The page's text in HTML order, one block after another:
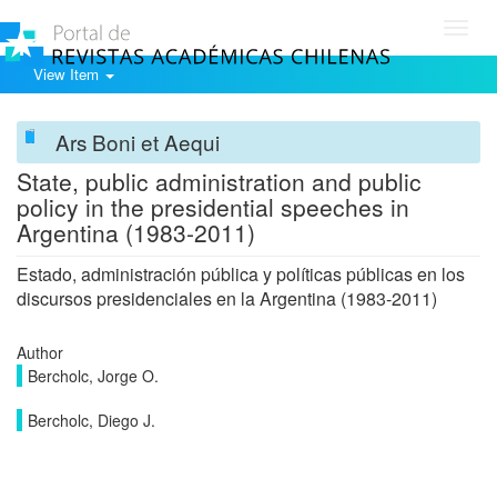
View Item
Ars Boni et Aequi
State, public administration and public
policy in the presidential speeches in
Argentina (1983-2011)
Estado, administración pública y políticas públicas en los
discursos presidenciales en la Argentina (1983-2011)
Author
Bercholc, Jorge O.
Bercholc, Diego J.